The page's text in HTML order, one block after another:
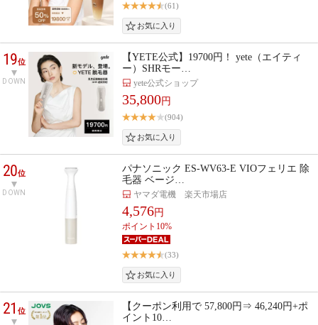
(61)
19位
DOWN
【YETE公式】19700円！ yete（エイティ
ー）SHRモー…
yete公式ショップ
35,800円
(904)
20位
DOWN
パナソニック ES-WV63-E VIOフェリエ 除
毛器 ベージ…
ヤマダ電機 楽天市場店
4,576円
ポイント10%
(33)
21位
【クーポン利用で 57,800円⇒ 46,240円+ポ
イント10…